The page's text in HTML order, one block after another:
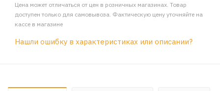
Цена может отличаться от цен в розничных магазинах. Товар
доступен только для самовывоза. Фактическую цену уточняйте на
кассе в магазине
Нашли ошибку в характеристиках или описании?